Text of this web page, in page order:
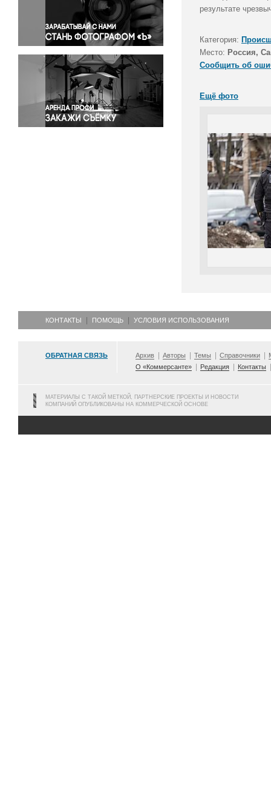
Правосудие
Происшествия и конфликты
Религия
Светская жизнь
Спорт
Экология
Экономика и бизнес
результате
Категория:
Место: Россия,
Сообщить об
Ещё фото
КОНТАКТЫ ПОМОЩЬ УСЛОВИЯ ИСПОЛЬЗОВАНИЯ
ОБРАТНАЯ СВЯЗЬ Архив Авторы Темы Справочники
О «Коммерсанте»
Редакция Контакты
МАТЕРИАЛЫ С ТАКОЙ МЕТКОЙ, ПАРТНЕРСКИЕ ПРОЕКТЫ И НОВОСТИ
КОМПАНИЙ ОПУБЛИКОВАНЫ НА КОММЕРЧЕСКОЙ ОСНОВЕ